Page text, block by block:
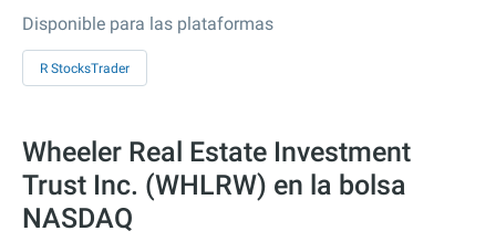
Disponible para las plataformas
R StocksTrader
Wheeler Real Estate Investment
Trust Inc. (WHLRW) en la bolsa
NASDAQ